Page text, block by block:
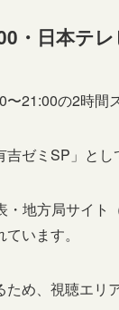
・日本テ
21:00の2時間
ゼミSP」と
地方局サイ
います。
め、視聴エリ